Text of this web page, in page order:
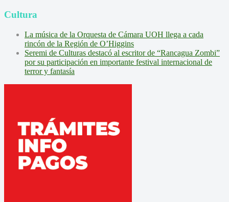
Cultura
La música de la Orquesta de Cámara UOH llega a cada
rincón de la Región de O’Higgins
Seremi de Culturas destacó al escritor de “Rancagua Zombi”
por su participación en importante festival internacional de
terror y fantasía